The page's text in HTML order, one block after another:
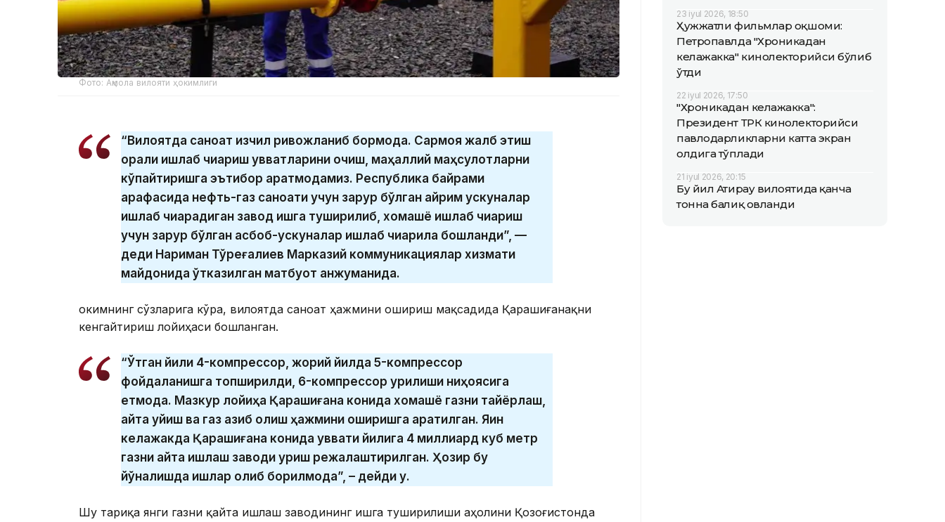
Фото: Ақмола вилояти ҳокимлиги
“Вилоятда саноат изчил ривожланиб бормоқда. Сармоя жалб этиш
орқали ишлаб чиқариш қувватларини очиш, маҳаллий маҳсулотларни
кўпайтиришга эътибор қаратмоқдамиз. Республика байрами
арафасида нефть-газ саноати учун зарур бўлган айрим ускуналар
ишлаб чиқарадиган завод ишга туширилиб, хомашё ишлаб чиқариш
учун зарур бўлган асбоб-ускуналар ишлаб чиқарила бошланди”, —
деди Нариман Тўреғалиев Марказий коммуникациялар хизмати
майдонида ўтказилган матбуот анжуманида.
Ҳокимнинг сўзларига кўра, вилоятда саноат ҳажмини ошириш мақсадида Қарашиғанақни
кенгайтириш лойиҳаси бошланган.
“Ўтган йили 4-компрессор, жорий йилда 5-компрессор
фойдаланишга топширилди, 6-компрессор қурилиши ниҳоясига
етмоқда. Мазкур лойиҳа Қарашиғанақ конида хомашё газни тайёрлаш,
қайта қуйиш ва газ қазиб олиш ҳажмини оширишга қаратилган. Яқин
келажакда Қарашиғанақ конида қуввати йилига 4 миллиард куб метр
газни қайта ишлаш заводи қуриш режалаштирилган. Ҳозир бу
йўналишда ишлар олиб борилмоқда”, – дейди у.
Шу тариқа янги газни қайта ишлаш заводининг ишга туширилиши аҳолини Қозоғистонда
23 iyul 2026, 18:50
Ҳужжатли фильмлар оқшоми:
Петропавлда "Хроникадан
келажакка" кинолекторийси бўлиб
ўтди
22 iyul 2026, 17:50
"Хроникадан келажакка":
Президент ТРК кинолекторийси
павлодарликларни катта экран
олдига тўплади
21 iyul 2026, 20:15
Бу йил Атирау вилоятида қанча
тонна балиқ овланди